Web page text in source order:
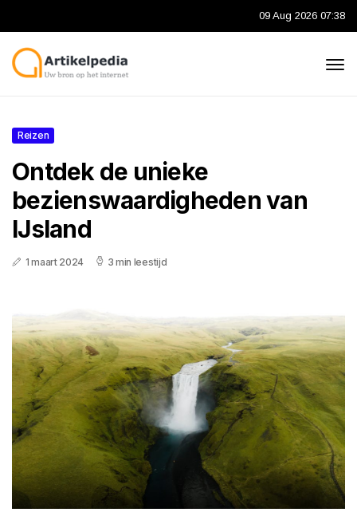
09 Aug 2026 07:38
Reizen
Ontdek de unieke
bezienswaardigheden van
IJsland
1 maart 2024 3 min leestijd